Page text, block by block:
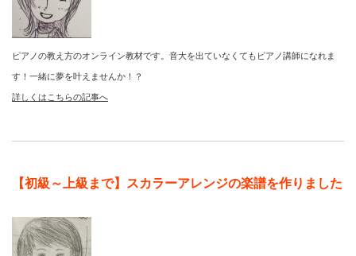
ピアノの教え方のオンライン教材です。音大を出ていなくてもピアノ講師になれま
す！一緒に夢を叶えませんか！？
詳しくはこちらの記事へ
【初級～上級まで】スカラーアレンジの楽譜を作りました